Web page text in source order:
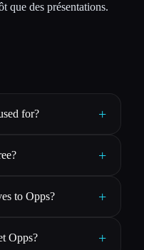
que des présentations.
for? +
+
to Opps? +
Opps? +